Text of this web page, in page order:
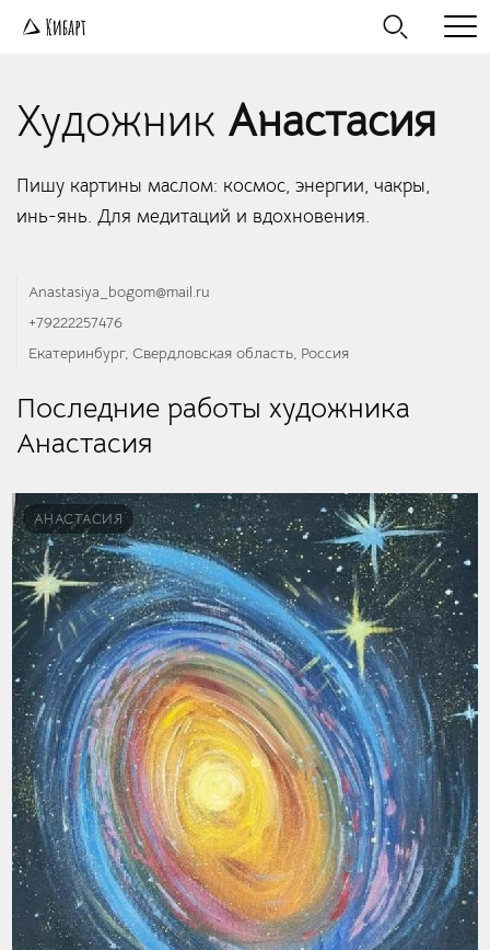
Художник Анастасия
Пишу картины маслом: космос, энергии, чакры,
инь-янь. Для медитаций и вдохновения.
Anastasiya_bogom@mail.ru
+79222257476
Екатеринбург, Свердловская область, Россия
Последние работы художника
Анастасия
АНАСТАСИЯ